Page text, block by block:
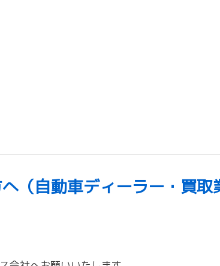
（自動車ディーラー・買取